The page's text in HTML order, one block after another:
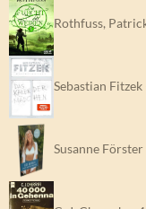
Rothfuss,
Sebastian
Susanne